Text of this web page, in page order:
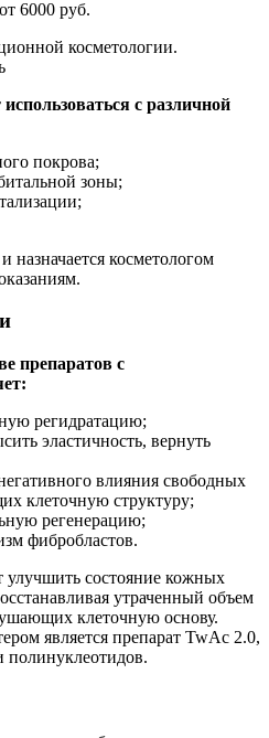
6000 руб.
с различной
покрова;
зоны;
назначается косметологом
препаратов с
регидратацию;
эластичность, вернуть
влияния свободных
клеточную структуру;
регенерацию;
фибробластов.
улучшить состояние кожных
утраченный объем
клеточную основу.
является препарат TwAc 2.0,
полинуклеотидов.